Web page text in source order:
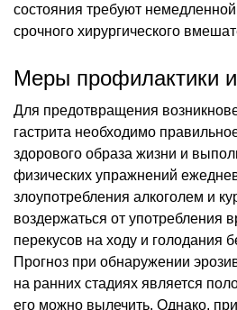
состояния требуют
срочного хирургического
Меры профилактики
Для предотвращения
гастрита необходимо
здорового образа жизни и
физических упражнений
злоупотребления алкоголем и
воздержаться от употребления
перекусов на ходу и голодания
Прогноз при обнаружении
на ранних стадиях является
его можно вылечить. Однако,